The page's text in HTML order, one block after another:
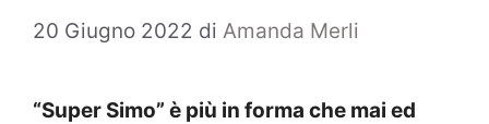
20 Giugno 2022 di Amanda Merli
“Super Simo” è più in forma che mai ed